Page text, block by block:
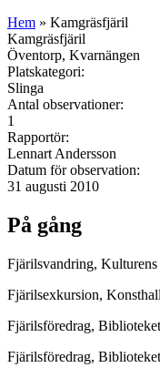
Hem » Kamgräsfjäril
Kamgräsfjäril
Öventorp, Kvarnängen
Platskategori:
Slinga
Antal observationer:
1
Rapportör:
Lennart Andersson
Datum för observation:
31 augusti 2010
På gång
Fjärilsvandring,
Fjärilsexkursion,
Fjärilsföredrag,
Fjärilsföredrag,